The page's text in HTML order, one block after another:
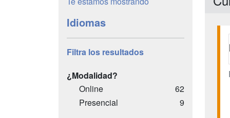
Idiomas
Filtra los resultados
¿Modalidad?
Online
62
Presencial
9